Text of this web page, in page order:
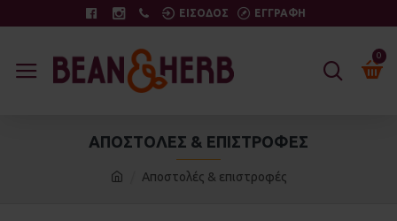
ΕΙΣΟΔΟΣ ΕΓΓΡΑΦΗ
0
Αποστολές & επιστροφές
ΑΠΟΣΤΟΛΈΣ & ΕΠΙΣΤΡΟΦΈΣ